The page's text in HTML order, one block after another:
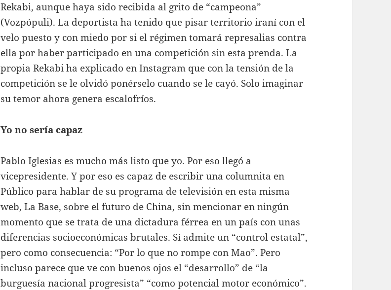
Rekabi, aunque haya sido recibida al grito de “campeona”
(Vozpópuli). La deportista ha tenido que pisar territorio iraní con el
velo puesto y con miedo por si el régimen tomará represalias contra
ella por haber participado en una competición sin esta prenda. La
propia Rekabi ha explicado en Instagram que con la tensión de la
competición se le olvidó ponérselo cuando se le cayó. Solo imaginar
su temor ahora genera escalofríos.
Yo no sería capaz
Pablo Iglesias es mucho más listo que yo. Por eso llegó a
vicepresidente. Y por eso es capaz de escribir una columnita en
Público para hablar de su programa de televisión en esta misma
web, La Base, sobre el futuro de China, sin mencionar en ningún
momento que se trata de una dictadura férrea en un país con unas
diferencias socioeconómicas brutales. Sí admite un “control estatal”,
pero como consecuencia: “Por lo que no rompe con Mao”. Pero
incluso parece que ve con buenos ojos el “desarrollo” de “la
burguesía nacional progresista” “como potencial motor económico”.